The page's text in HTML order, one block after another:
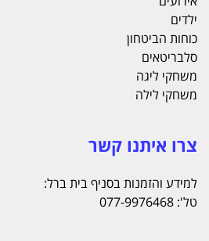
ילדים
כוחות הביטחון
סלבריטאים
משחקי ליגה
משחקי לילה
צרו איתנו קשר
למידע והזמנות בסניף בית ברל:
טל': 077-9976468